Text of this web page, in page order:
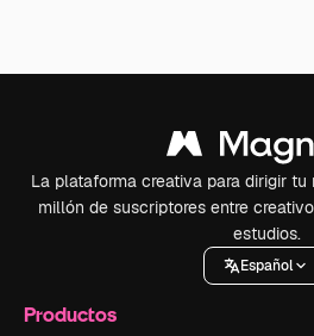
La plataforma creativa para dirigir
millón de suscriptores entre
estudios.
Español
Productos